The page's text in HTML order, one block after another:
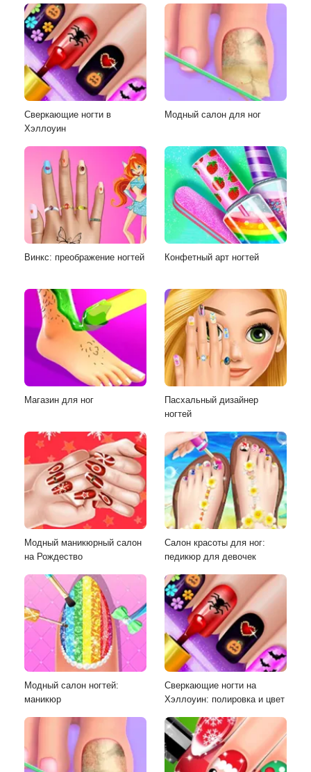
Сверкающие ногти в
Хэллоуин
Модный салон для ног
Винкс: преображение ногтей Конфетный арт ногтей
Магазин для ног
Пасхальный дизайнер
ногтей
Модный маникюрный салон
на Рождество
Салон красоты для ног:
педикюр для девочек
Модный салон ногтей:
маникюр
Сверкающие ногти на
Хэллоуин: полировка и цвет